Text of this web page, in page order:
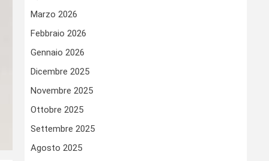
Marzo 2026
Febbraio 2026
Gennaio 2026
Dicembre 2025
Novembre 2025
Ottobre 2025
Settembre 2025
Agosto 2025